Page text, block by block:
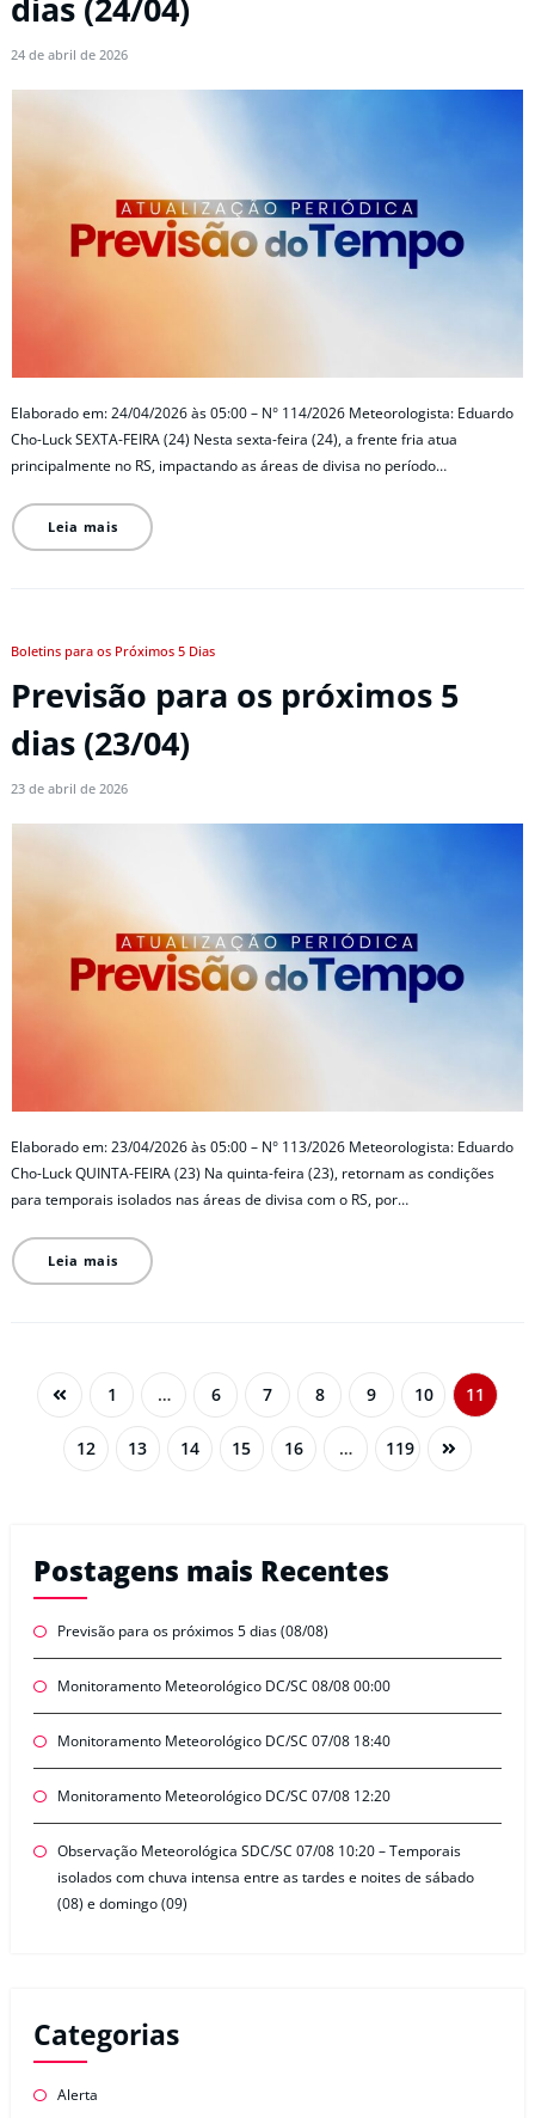
dias (24/04)
24 de abril de 2026
Elaborado em: 24/04/2026 às 05:00 – N° 114/2026 Meteorologista: Eduardo
Cho-Luck SEXTA-FEIRA (24) Nesta sexta-feira (24), a frente fria atua
principalmente no RS, impactando as áreas de divisa no período…
Leia mais
Boletins para os Próximos 5 Dias
Previsão para os próximos 5
dias (23/04)
23 de abril de 2026
Elaborado em: 23/04/2026 às 05:00 – N° 113/2026 Meteorologista: Eduardo
Cho-Luck QUINTA-FEIRA (23) Na quinta-feira (23), retornam as condições
para temporais isolados nas áreas de divisa com o RS, por…
Leia mais
1 … 6 7 8 9 10 11
12 13 14 15 16 … 119
Postagens mais Recentes
Previsão para os próximos 5 dias (08/08)
Monitoramento Meteorológico DC/SC 08/08 00:00
Monitoramento Meteorológico DC/SC 07/08 18:40
Monitoramento Meteorológico DC/SC 07/08 12:20
Observação Meteorológica SDC/SC 07/08 10:20 – Temporais
isolados com chuva intensa entre as tardes e noites de sábado
(08) e domingo (09)
Categorias
Alerta